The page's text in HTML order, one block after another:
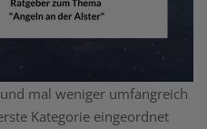
mal weniger umfangreich
Kategorie eingeordnet